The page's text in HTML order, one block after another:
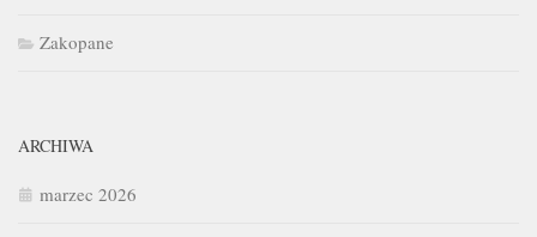
Zakopane
ARCHIWA
marzec 2026